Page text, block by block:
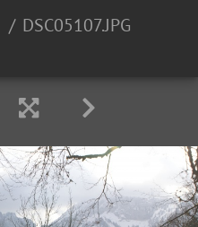
DSC05107.JPG